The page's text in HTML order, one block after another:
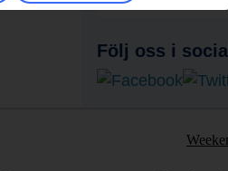
Följ oss i